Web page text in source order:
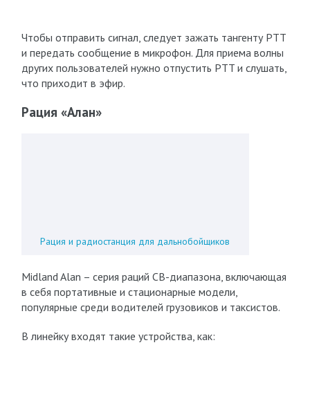
Чтобы отправить сигнал, следует зажать тангенту PTT
и передать сообщение в микрофон. Для приема волны
других пользователей нужно отпустить PTT и слушать,
что приходит в эфир.
Рация «Алан»
Рация и радиостанция для дальнобойщиков
Midland Alan – серия раций CB-диапазона, включающая
в себя портативные и стационарные модели,
популярные среди водителей грузовиков и таксистов.
В линейку входят такие устройства, как: